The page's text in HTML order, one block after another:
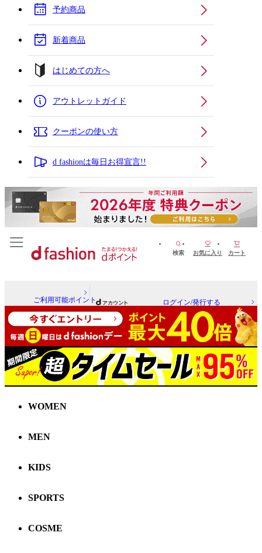
予約商品
新着商品
はじめての方へ
アウトレットガイド
クーポンの使い方
d fashionは毎日お得宣言!!
検索 お気に入り カート
ご利用可能ポイント ログイン/発行する
WOMEN
MEN
KIDS
SPORTS
COSME